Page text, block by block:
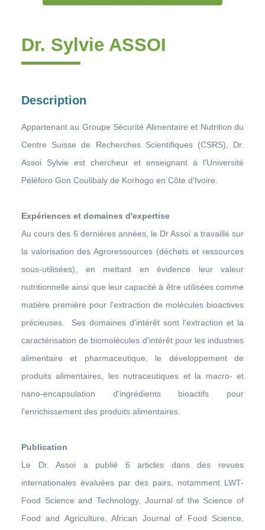
Dr. Sylvie ASSOI
Description
Appartenant au Groupe Sécurité Alimentaire et Nutrition du
Centre Suisse de Recherches Scientifiques (CSRS), Dr.
Assoi Sylvie est chercheur et enseignant à l'Université
Péléforo Gon Coulibaly de Korhogo en Côte d'Ivoire.
Expériences et domaines d'expertise
Au cours des 6 dernières années, le Dr Assoi a travaillé sur
la valorisation des Agroressources (déchets et ressources
sous-utilisées), en mettant en évidence leur valeur
nutritionnelle ainsi que leur capacité à être utilisées comme
matière première pour l'extraction de molécules bioactives
précieuses. Ses domaines d'intérêt sont l'extraction et la
caractérisation de biomolécules d'intérêt pour les industries
alimentaire et pharmaceutique, le développement de
produits alimentaires, les nutraceutiques et la macro- et
nano-encapsulation d'ingrédients bioactifs pour
l'enrichissement des produits alimentaires.
Publication
Le Dr. Assoi a publié 6 articles dans des revues
internationales évaluées par des pairs, notamment LWT-
Food Science and Technology, Journal of the Science of
Food and Agriculture, African Journal of Food Science,